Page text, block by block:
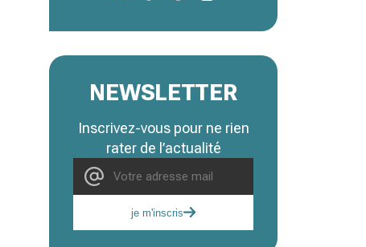
NEWSLETTER
Inscrivez-vous pour ne rien
rater de l’actualité
je m'inscris